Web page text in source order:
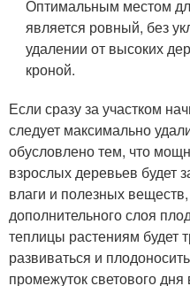
Оптимальным местом
является ровный, без
удалении от высоких
кроной.
Если сразу за участком
следует максимально
обусловлено тем, что
взрослых деревьев будет
влаги и полезных
дополнительного слоя
теплицы растениям будет
развиваться и
промежуток светового